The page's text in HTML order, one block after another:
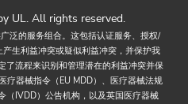
UL. All rights reserved.
泛的服务组合。这包括认证服务、授权/
生利益冲突或疑似利益冲突，并保护我
了流程来识别和管理潜在的利益冲突并保
疗器械指令（EU MDD）、医疗器械法规
（IVDD）公告机构，以及英国医疗器械